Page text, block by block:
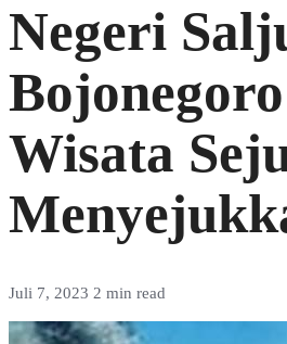
Negeri
Wisata
Juli 7, 2023 2 min read